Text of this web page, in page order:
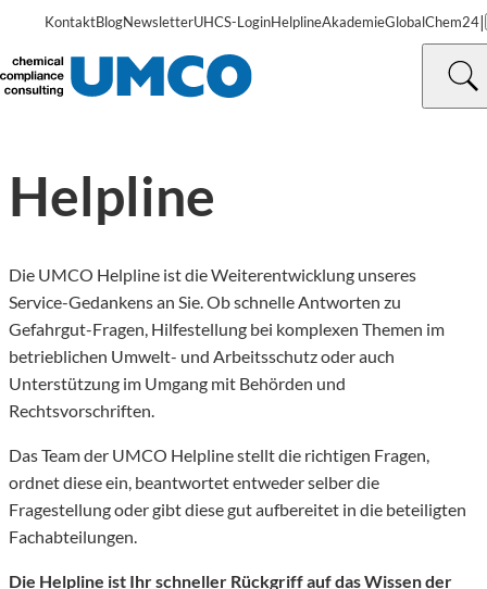
KontaktBlogNewsletterUHCS-LoginHelplineAkademieGlobalChem24|
Helpline
Die UMCO Helpline ist die Weiterentwicklung unseres
Service-Gedankens an Sie. Ob schnelle Antworten zu
Gefahrgut-Fragen, Hilfestellung bei komplexen Themen im
betrieblichen Umwelt- und Arbeitsschutz oder auch
Unterstützung im Umgang mit Behörden und
Rechtsvorschriften.
Das Team der UMCO Helpline stellt die richtigen Fragen,
ordnet diese ein, beantwortet entweder selber die
Fragestellung oder gibt diese gut aufbereitet in die beteiligten
Fachabteilungen.
Die Helpline ist Ihr schneller Rückgriff auf das Wissen der
UMCO GmbH